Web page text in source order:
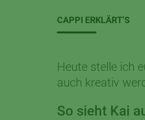
CAPPI ERKLÄRT’S
Heute stelle ich
auch kreativ
So sieht Kai